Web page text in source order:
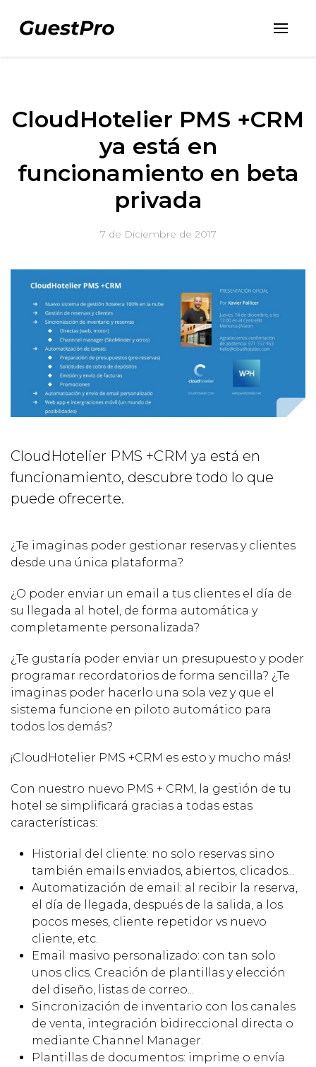
CloudHotelier PMS +CRM
ya está en
funcionamiento en beta
privada
7 de Diciembre de 2017
CloudHotelier PMS +CRM ya está en
funcionamiento, descubre todo lo que
puede ofrecerte.
¿Te imaginas poder gestionar reservas y clientes
desde una única plataforma?
¿O poder enviar un email a tus clientes el día de
su llegada al hotel, de forma automática y
completamente personalizada?
¿Te gustaría poder enviar un presupuesto y poder
programar recordatorios de forma sencilla? ¿Te
imaginas poder hacerlo una sola vez y que el
sistema funcione en piloto automático para
todos los demás?
¡CloudHotelier PMS +CRM es esto y mucho más!
Con nuestro nuevo PMS + CRM, la gestión de tu
hotel se simplificará gracias a todas estas
características:
Historial del cliente: no solo reservas sino
también emails enviados, abiertos, clicados...
Automatización de email: al recibir la reserva,
el día de llegada, después de la salida, a los
pocos meses, cliente repetidor vs nuevo
cliente, etc.
Email masivo personalizado: con tan solo
unos clics. Creación de plantillas y elección
del diseño, listas de correo...
Sincronización de inventario con los canales
de venta, integración bidireccional directa o
mediante Channel Manager.
Plantillas de documentos: imprime o envía